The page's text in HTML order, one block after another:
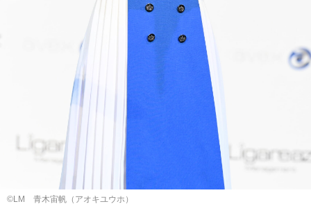
©LM ⻘⽊宙帆（アオキユウホ）